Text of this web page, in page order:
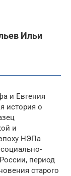
Ильи
и Евгения
история о
и
НЭПа
период
старого